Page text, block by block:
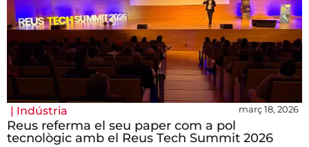
| Indústria març 18, 2026
Reus referma el seu paper com a pol
tecnològic amb el Reus Tech Summit 2026